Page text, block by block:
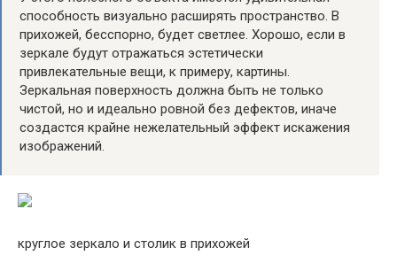
способность визуально расширять пространство. В
прихожей, бесспорно, будет светлее. Хорошо, если в
зеркале будут отражаться эстетически
привлекательные вещи, к примеру, картины.
Зеркальная поверхность должна быть не только
чистой, но и идеально ровной без дефектов, иначе
создастся крайне нежелательный эффект искажения
изображений.
круглое зеркало и столик в прихожей